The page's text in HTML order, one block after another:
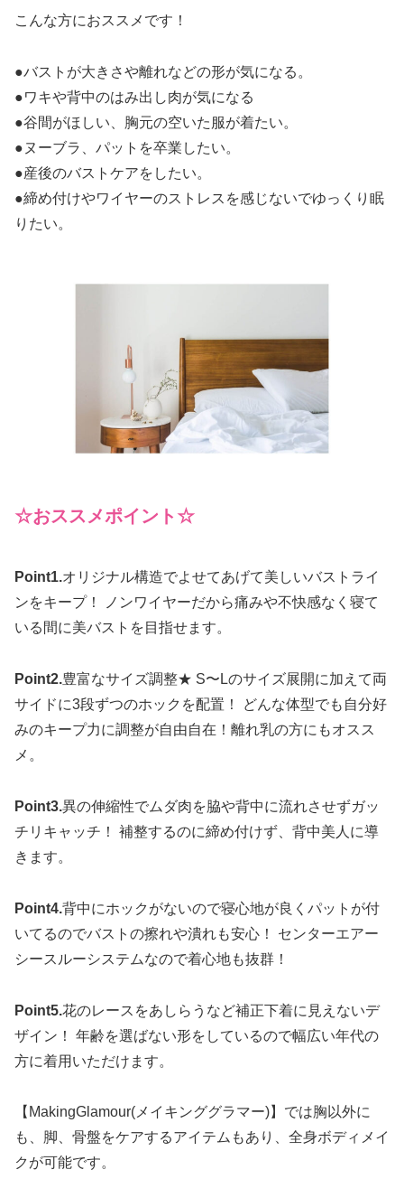
こんな方におススメです！
●バストが大きさや離れなどの形が気になる。
●ワキや背中のはみ出し肉が気になる
●谷間がほしい、胸元の空いた服が着たい。
●ヌーブラ、パットを卒業したい。
●産後のバストケアをしたい。
●締め付けやワイヤーのストレスを感じないでゆっくり眠
りたい。
☆おススメポイント☆
Point1.オリジナル構造でよせてあげて美しいバストライ
ンをキープ！ ノンワイヤーだから痛みや不快感なく寝て
いる間に美バストを目指せます。
Point2.豊富なサイズ調整★ S〜Lのサイズ展開に加えて両
サイドに3段ずつのホックを配置！ どんな体型でも自分好
みのキープ力に調整が自由自在！離れ乳の方にもオスス
メ。
Point3.異の伸縮性でムダ肉を脇や背中に流れさせずガッ
チリキャッチ！ 補整するのに締め付けず、背中美人に導
きます。
Point4.背中にホックがないので寝心地が良くパットが付
いてるのでバストの擦れや潰れも安心！ センターエアー
シースルーシステムなので着心地も抜群！
Point5.花のレースをあしらうなど補正下着に見えないデ
ザイン！ 年齢を選ばない形をしているので幅広い年代の
方に着用いただけます。
【MakingGlamour(メイキンググラマー)】では胸以外に
も、脚、骨盤をケアするアイテムもあり、全身ボディメイ
クが可能です。